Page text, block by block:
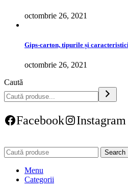
octombrie 26, 2021
Gips-carton, tipurile și
octombrie 26, 2021
Caută
Facebook Instagram
Search
Menu
Categorii